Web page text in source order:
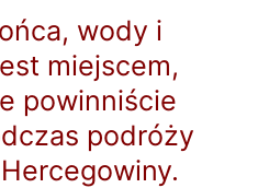
wody i
miejscem,
powinniście
podróży